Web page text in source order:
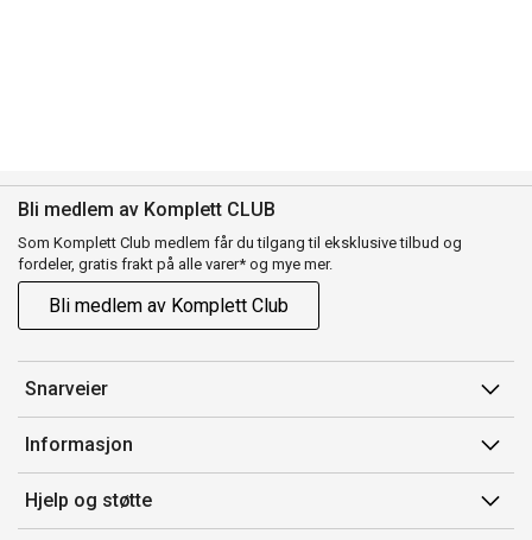
Bli medlem av Komplett CLUB
Som Komplett Club medlem får du tilgang til eksklusive tilbud og
fordeler, gratis frakt på alle varer* og mye mer.
Bli medlem av Komplett Club
Snarveier
Min side
Ordreoversikt
Flex
Informasjon
Salgsbetingelser
Medlemsvilkår for Komplett Club
Hjelp og støtte